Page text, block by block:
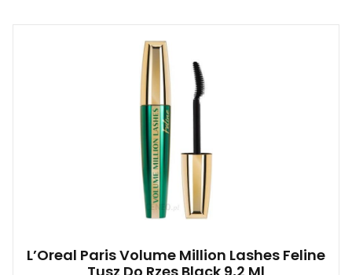
L’Oreal Paris Volume Million Lashes Feline